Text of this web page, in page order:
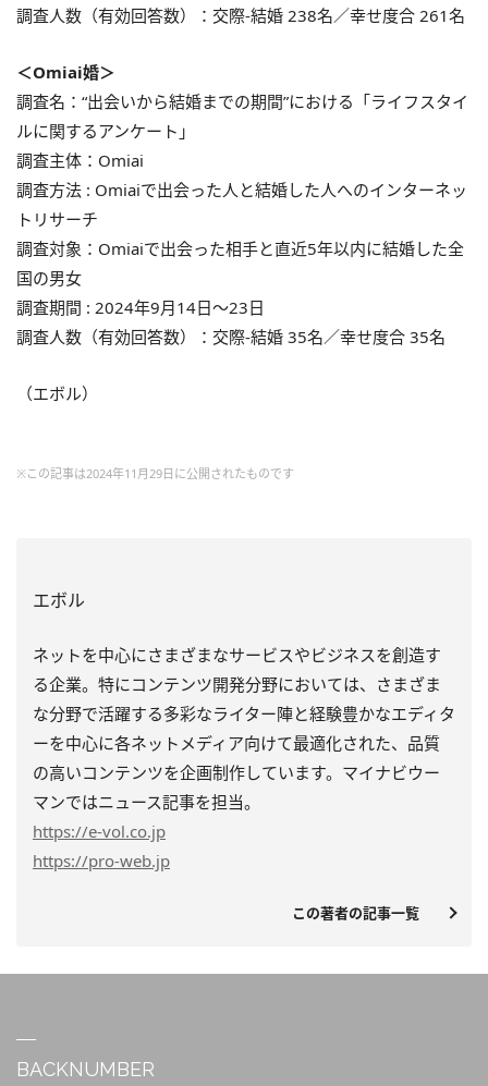
調査人数（有効回答数）：交際‐結婚 238名／幸せ度合 261名
＜Omiai婚＞
調査名：“出会いから結婚までの期間”における「ライフスタイ
ルに関するアンケート」
調査主体：Omiai
調査方法 : Omiaiで出会った人と結婚した人へのインターネッ
トリサーチ
調査対象：Omiaiで出会った相手と直近5年以内に結婚した全
国の男女
調査期間 : 2024年9月14日〜23日
調査人数（有効回答数）：交際‐結婚 35名／幸せ度合 35名
（エボル）
※この記事は2024年11月29日に公開されたものです
エボル
ネットを中心にさまざまなサービスやビジネスを創造す
る企業。特にコンテンツ開発分野においては、さまざま
な分野で活躍する多彩なライター陣と経験豊かなエディタ
ーを中心に各ネットメディア向けて最適化された、品質
の高いコンテンツを企画制作しています。マイナビウー
マンではニュース記事を担当。
https://e-vol.co.jp
https://pro-web.jp
この著者の記事一覧
BACKNUMBER